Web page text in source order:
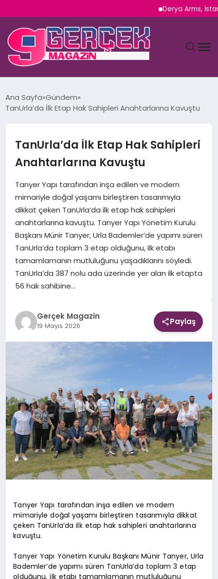
Derya Arms, İstanbul
SPOR
TEKNOLOJI
SAĞLIK
SIYASET
EKONOMI
Ana Sayfa Gündem
TanUrla’da İlk Etap Hak Sahipleri Anahtarlarına Kavuştu
TanUrla’da İlk Etap Hak Sahipleri
Anahtarlarına Kavuştu
Tanyer Yapı tarafından inşa edilen ve modern
mimariyle doğal yaşamı birleştiren tasarımıyla
dikkat çeken TanUrla’da ilk etap hak sahipleri
anahtarlarına kavuştu. Tanyer Yapı Yönetim Kurulu
Başkanı Münir Tanyer, Urla Bademler’de yapımı süren
TanUrla’da toplam 3 etap olduğunu, ilk etabı
tamamlamanın mutluluğunu yaşadıklarını söyledi.
TanUrla’da 387 nolu ada üzerinde yer alan ilk etapta
56 hak sahibine…
Gerçek Magazin
19 Mayıs 2026 Paylaş
Tanyer Yapı tarafından inşa edilen ve modern
mimariyle doğal yaşamı birleştiren tasarımıyla dikkat
çeken TanUrla’da ilk etap hak sahipleri anahtarlarına
kavuştu.
Tanyer Yapı Yönetim Kurulu Başkanı Münir Tanyer, Urla
Bademler’de yapımı süren TanUrla’da toplam 3 etap
olduğunu, ilk etabı tamamlamanın mutluluğunu